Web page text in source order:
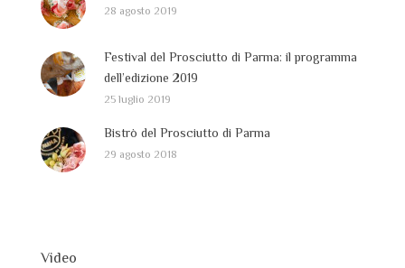
28 agosto 2019
Festival del Prosciutto di Parma: il programma
dell’edizione 2019
25 luglio 2019
Bistrò del Prosciutto di Parma
29 agosto 2018
Video